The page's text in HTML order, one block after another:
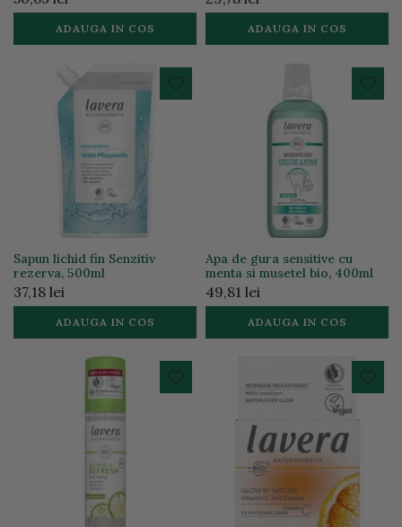
ADAUGA IN COS ADAUGA IN COS
Sapun lichid fin Senzitiv
rezerva, 500ml
37,18 lei
ADAUGA IN COS
Apa de gura sensitive cu
menta si musetel bio, 400ml
49,81 lei
ADAUGA IN COS